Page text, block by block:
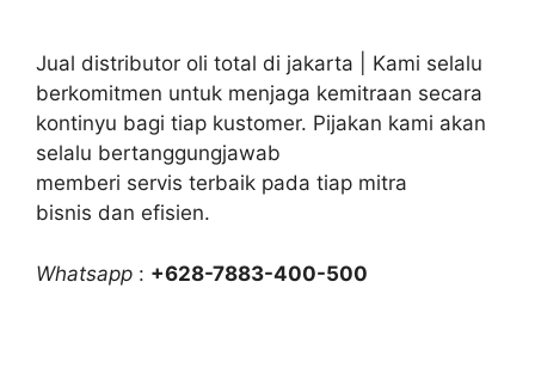
Jual distributor oli total di jakarta | Kami selalu
berkomitmen untuk menjaga kemitraan secara
kontinyu bagi tiap kustomer. Pijakan kami akan
selalu bertanggungjawab
memberi servis terbaik pada tiap mitra
bisnis dan efisien.
Whatsapp : +628-7883-400-500